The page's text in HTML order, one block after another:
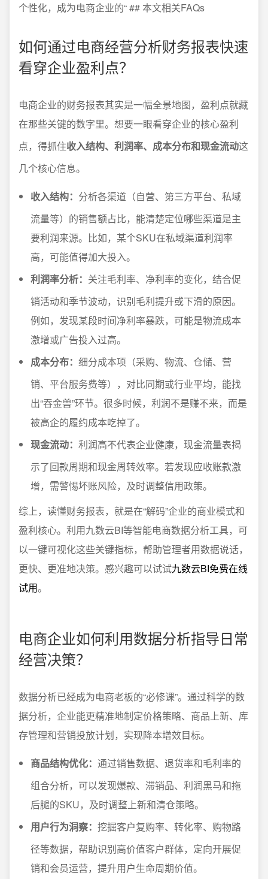
个性化，成为电商企业的“ ## 本文相关FAQs
如何通过电商经营分析财务报表快速
看穿企业盈利点？
电商企业的财务报表其实是一幅全景地图，盈利点就藏
在那些关键的数字里。想要一眼看穿企业的核心盈利
点，得抓住收入结构、利润率、成本分布和现金流动这
几个核心信息。
收入结构： 分析各渠道（自营、第三方平台、私域
流量等）的销售额占比，能清楚定位哪些渠道是主
要利润来源。比如，某个SKU在私域渠道利润率
高，可能值得加大投入。
利润率分析： 关注毛利率、净利率的变化，结合促
销活动和季节波动，识别毛利提升或下滑的原因。
例如，发现某段时间净利率暴跌，可能是物流成本
激增或广告投入过高。
成本分布： 细分成本项（采购、物流、仓储、营
销、平台服务费等），对比同期或行业平均，能找
出“吞金兽”环节。很多时候，利润不是赚不来，而是
被高企的履约成本吃掉了。
现金流动： 利润高不代表企业健康，现金流量表揭
示了回款周期和现金周转效率。若发现应收账款激
增，需警惕坏账风险，及时调整信用政策。
综上，读懂财务报表，就是在“解码”企业的商业模式和
盈利核心。利用九数云BI等智能电商数据分析工具，可
以一键可视化这些关键指标，帮助管理者用数据说话，
更快、更准地决策。感兴趣可以试试九数云BI免费在线
试用。
电商企业如何利用数据分析指导日常
经营决策？
数据分析已经成为电商老板的“必修课”。通过科学的数
据分析，企业能更精准地制定价格策略、商品上新、库
存管理和营销投放计划，实现降本增效目标。
商品结构优化： 通过销售数据、退货率和毛利率的
组合分析，可以发现爆款、滞销品、利润黑马和拖
后腿的SKU，及时调整上新和清仓策略。
用户行为洞察： 挖掘客户复购率、转化率、购物路
径等数据，帮助识别高价值客户群体，定向开展促
销和会员运营，提升用户生命周期价值。